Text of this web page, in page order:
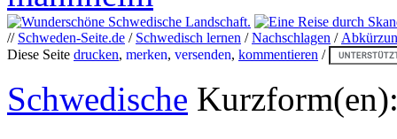
// Schweden-Seite.de / Schwedisch lernen /Nachschlagen /
Diese Seite drucken, merken, versenden, kommentieren /
Schwedische